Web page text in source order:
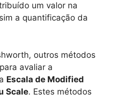
um valor na
a quantificação da
outros métodos
avaliar a
Escala de Modified
Scale. Estes métodos